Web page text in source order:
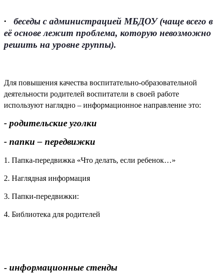
· беседы с администрацией МБДОУ (чаще всего в
её основе лежит проблема, которую невозможно
решить на уровне группы).
Для повышения качества воспитательно-образовательной
деятельности родителей воспитатели в своей работе
используют наглядно – информационное направление это:
- родительские уголки
- папки – передвижки
1. Папка-передвижка «Что делать, если ребенок…»
2. Наглядная информация
3. Папки-передвижки:
4. Библиотека для родителей
- информационные стенды